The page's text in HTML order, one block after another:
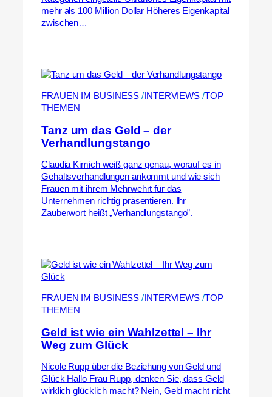
mehr als 100 Million Dollar Höheres Eigenkapital
zwischen…
FRAUEN IM BUSINESS / INTERVIEWS /TOP
THEMEN
Tanz um das Geld – der
Verhandlungstango
Claudia Kimich weiß ganz genau, worauf es in
Gehaltsverhandlungen ankommt und wie sich
Frauen mit ihrem Mehrwehrt für das
Unternehmen richtig präsentieren. Ihr
Zauberwort heißt „Verhandlungstango”.
FRAUEN IM BUSINESS / INTERVIEWS /TOP
THEMEN
Geld ist wie ein Wahlzettel – Ihr
Weg zum Glück
Nicole Rupp über die Beziehung von Geld und
Glück Hallo Frau Rupp, denken Sie, dass Geld
wirklich glücklich macht? Nein, Geld macht nicht